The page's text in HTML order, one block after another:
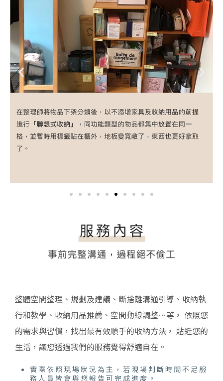
整體空間整理、規劃及建議、斷捨離溝通引導、收納執
行和教學、收納用品推薦、空間動線調整…等， 依照您
的需求與習慣，找出最有效順手的收納方法， 貼近您的
生活，讓您透過我們的服務覺得舒適自在。
實際依照現場狀況為主，若現場判斷時間不足服
務人員皆會與您報告可完成進度。